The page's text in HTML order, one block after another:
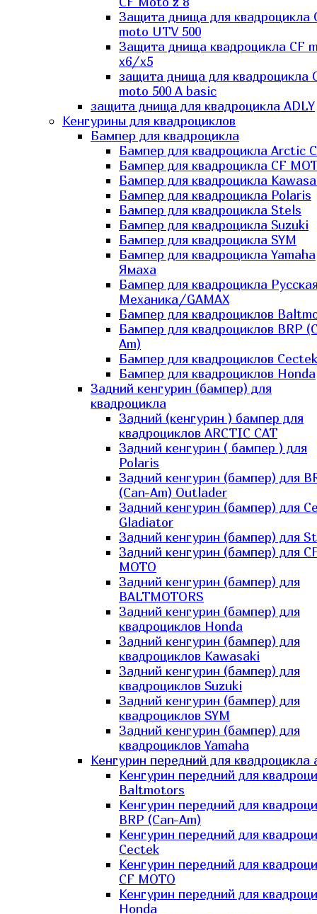
Защита днища для квадроцикла
moto UTV 500
Защита днища квадроцикла СF
x6/x5
защита днища для квадроцикла
moto 500 A basic
защита днища для квадроцикла ADLY
Кенгурины для квадроциклов
Бампер для квадроцикла
Бампер для квадроцикла Arctic
Бампер для квадроцикла CF
Бампер для квадроцикла
Бампер для квадроцикла Polaris
Бампер для квадроцикла Stels
Бампер для квадроцикла Suzuki
Бампер для квадроцикла SYM
Бампер для квадроцикла Yamaha
Ямаха
Бампер для квадроцикла
Механика/GAMAX
Бампер для квадроциклов
Бампер для квадроциклов BRP
Am)
Бампер для квадроциклов Cectek
Бампер для квадроциклов Honda
Задний кенгурин (бампер) для
квадроцикла
Задний (кенгурин ) бампер для
квадроциклов ARCTIC CAT
Задний кенгурин ( бампер ) для
Polaris
Задний кенгурин (бампер) для
(Can-Am) Outlader
Задний кенгурин (бампер) для
Gladiator
Задний кенгурин (бампер) для
Задний кенгурин (бампер) для
MOTO
Задний кенгурин (бампер) для
BALTMOTORS
Задний кенгурин (бампер) для
квадроциклов Honda
Задний кенгурин (бампер) для
квадроциклов Kawasaki
Задний кенгурин (бампер) для
квадроциклов Suzuki
Задний кенгурин (бампер) для
квадроциклов SYM
Задний кенгурин (бампер) для
квадроциклов Yamaha
Кенгурин передний для квадроцикла
Кенгурин передний для
Baltmotors
Кенгурин передний для
BRP (Can-Am)
Кенгурин передний для
Cectek
Кенгурин передний для
CF MOTO
Кенгурин передний для
Honda